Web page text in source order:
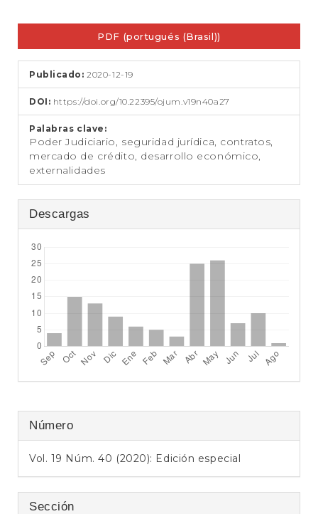
d
p
i
a
l
a
Barra
lateral
del
artículo
PDF (portugués (Brasil))
Publicado:2020-12-19
DOI: https://doi.org/10.22395/ojum.v19n40a27
Palabras clave:
Poder Judiciario, seguridad jurídica, contratos,
mercado de crédito, desarrollo económico,
externalidades
Descargas
Número
Vol. 19 Núm. 40 (2020): Edición especial
Sección